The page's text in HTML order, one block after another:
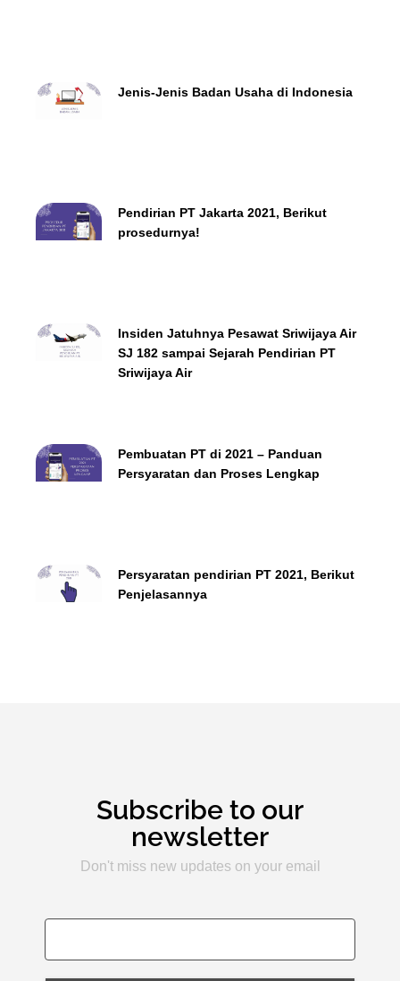
Jenis-Jenis Badan Usaha di Indonesia
Pendirian PT Jakarta 2021, Berikut
prosedurnya!
Insiden Jatuhnya Pesawat Sriwijaya Air
SJ 182 sampai Sejarah Pendirian PT
Sriwijaya Air
Pembuatan PT di 2021 – Panduan
Persyaratan dan Proses Lengkap
Persyaratan pendirian PT 2021, Berikut
Penjelasannya
Subscribe to our
newsletter
Don't miss new updates on your email